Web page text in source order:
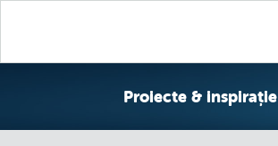
Proiecte & inspirație